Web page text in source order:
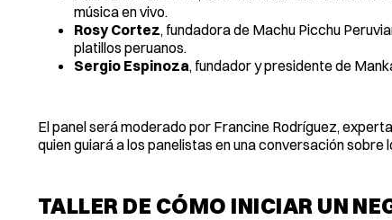
música en vivo.
Rosy Cortez, fundadora de Machu Picchu
platillos peruanos.
Sergio Espinoza, fundador y presidente de
El panel será moderado por Francine Rodríguez,
quien guiará a los panelistas en una conversación
TALLER DE CÓMO INICIAR UN